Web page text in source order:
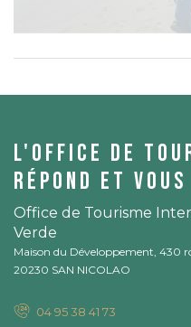
L'office de
répond et
Office de Tourisme
Verde
Maison du Développement, 430
20230 SAN NICOLAO
04 95 38 41 73